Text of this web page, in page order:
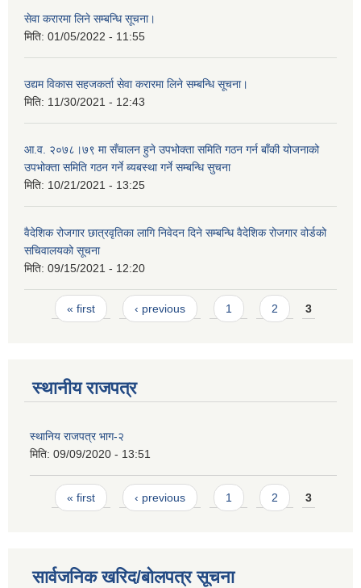
सेवा करारमा लिने सम्बन्धि सूचना।
मिति: 01/05/2022 - 11:55
उद्यम विकास सहजकर्ता सेवा करारमा लिने सम्बन्धि सूचना।
मिति: 11/30/2021 - 12:43
आ.व. २०७८।७९ मा सँचालन हुने उपभोक्ता समिति गठन गर्न बाँकी योजनाको
उपभोक्ता समिति गठन गर्ने ब्यबस्था गर्ने सम्बन्धि सुचना
मिति: 10/21/2021 - 13:25
वैदेशिक रोजगार छात्रवृतिका लागि निवेदन दिने सम्बन्धि वैदेशिक रोजगार वोर्डको
सचिवालयको सूचना
मिति: 09/15/2021 - 12:20
Pages
« first ‹ previous 1 2 3
स्थानीय राजपत्र
स्थानिय राजपत्र भाग-२
मिति: 09/09/2020 - 13:51
Pages
« first ‹ previous 1 2 3
सार्वजनिक खरिद/बोलपत्र सूचना